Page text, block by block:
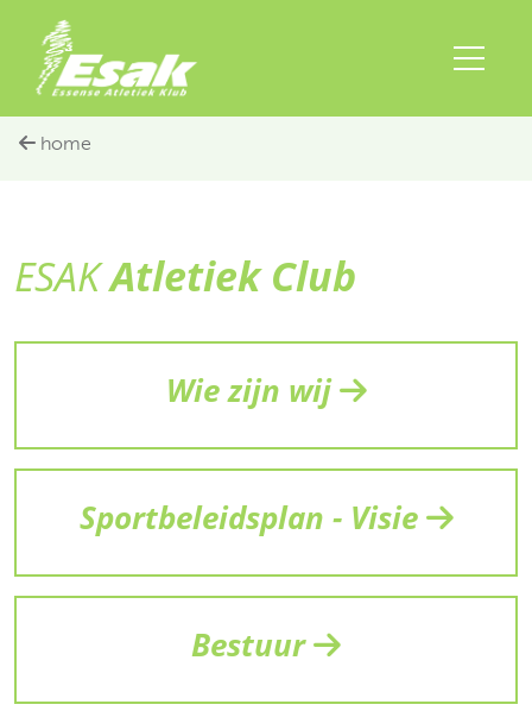
home
ESAKAtletiek Club
Wie zijn wij
Sportbeleidsplan - Visie
Bestuur